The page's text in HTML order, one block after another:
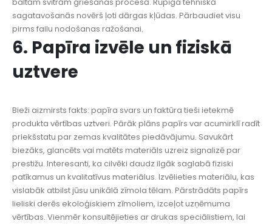
sagatavošanās novērš ļoti dārgas kļūdas. Pārbaudiet visu
pirms failu nodošanas ražošanai.
6. Papīra izvēle un fiziskā
uztvere
Bieži aizmirsts fakts: papīra svars un faktūra tieši ietekmē
produkta vērtības uztveri. Pārāk plāns papīrs var acumirklī radīt
priekšstatu par zemas kvalitātes piedāvājumu. Savukārt
biezāks, glancēts vai matēts materiāls uzreiz signalizē par
prestižu. Interesanti, ka cilvēki daudz ilgāk saglabā fiziski
patīkamus un kvalitatīvus materiālus. Izvēlieties materiālu, kas
vislabāk atbilst jūsu unikālā zīmola tēlam. Pārstrādāts papīrs
lieliski derēs ekoloģiskiem zīmoliem, izceļot uzņēmuma
vērtības. Vienmēr konsultējieties ar drukas speciālistiem, lai